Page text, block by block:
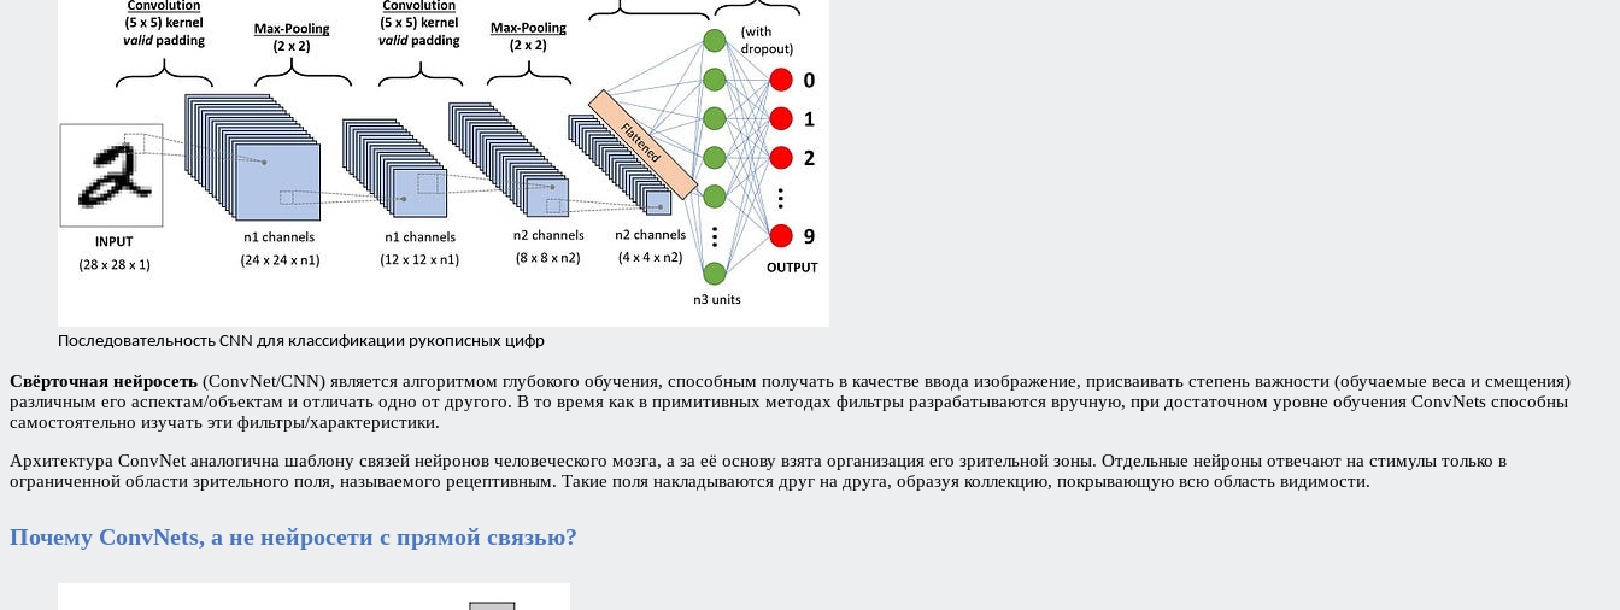
Последовательность CNN для классификации рукописных цифр
Свёрточная нейросеть (ConvNet/CNN) является алгоритмом глубокого обучения, способным получать в качестве ввода изображение, присваивать степень важности (обучаемые веса и смещения)
различным его аспектам/объектам и отличать одно от другого. В то время как в примитивных методах фильтры разрабатываются вручную, при достаточном уровне обучения ConvNets способны
самостоятельно изучать эти фильтры/характеристики.
Архитектура ConvNet аналогична шаблону связей нейронов человеческого мозга, а за её основу взята организация его зрительной зоны. Отдельные нейроны отвечают на стимулы только в
ограниченной области зрительного поля, называемого рецептивным. Такие поля накладываются друг на друга, образуя коллекцию, покрывающую всю область видимости.
Почему ConvNets, а не нейросети с прямой связью?